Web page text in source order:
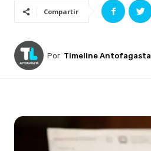
Compartir
Por Timeline Antofagasta